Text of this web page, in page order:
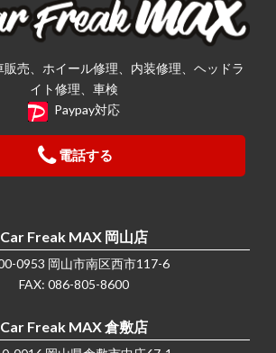
売、ホイール修理、内装修理、ヘッドラ
イト修理、車検
Paypay対応
電話する
Car Freak MAX 岡山店
0953 岡山市南区西市117-6
FAX: 086-805-8600
Car Freak MAX 倉敷店